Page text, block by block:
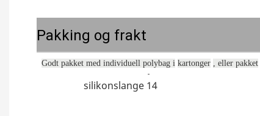
Pakking og frakt
Godt pakket med individuell polybag i kartonger , eller pakket